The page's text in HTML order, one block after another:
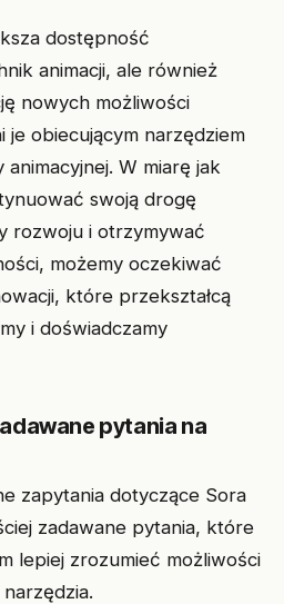
dostępność
animacji, ale również
nowych możliwości
obiecującym narzędziem
W miarę jak
swoją drogę
rozwoju i otrzymywać
możemy oczekiwać
które przekształcą
i doświadczamy
pytania na
zapytania dotyczące Sora
zadawane pytania, które
lepiej zrozumieć możliwości